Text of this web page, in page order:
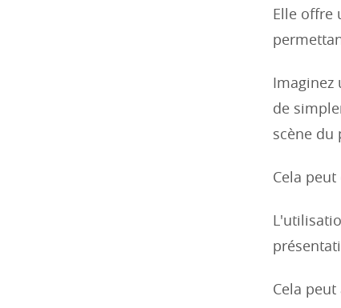
Elle offre
de
scène du
Cela
Cela